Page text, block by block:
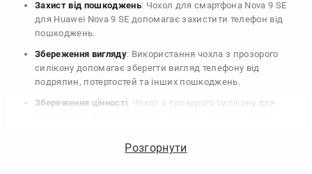
Захист від пошкоджень: Чохол для смартфона Nova 9 SE
для Huawei Nova 9 SE допомагає захистити телефон від
пошкоджень.
Збереження вигляду: Використання чохла з прозорого
силікону допомагає зберегти вигляд телефону від
подряпин, потертостей та інших пошкоджень.
Збереження цінності: Чохол з прозорого силікону для
продати свій пристрій в майбутньому.
Розгорнути